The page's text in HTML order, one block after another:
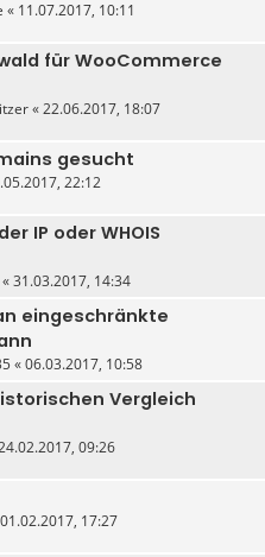
« 11.07.2017, 10:11
für WooCommerce
«22.06.2017, 18:07
gesucht
22:12
IP oder WHOIS
«31.03.2017, 14:34
eingeschränkte
«06.03.2017, 10:58
Vergleich
09:26
01.02.2017, 17:27